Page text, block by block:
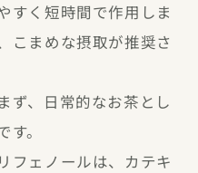
すく短時間で作用しま
こまめな摂取が推奨さ
ず、日常的なお茶とし
。
フェノールは、カテキ